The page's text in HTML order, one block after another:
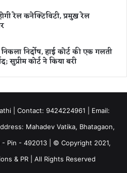
रेल कनेक्टिविटी, प्रमुख रेल
निर्दोष, हाई कोर्ट की एक गलती
सुप्रीम कोर्ट ने किया बरी
| Contact: 9424224961 | Email:
Mahadev Vatika, Bhatagaon,
- Pin - 492013 | © Copyright 2021,
& PR | All Rights Reserved